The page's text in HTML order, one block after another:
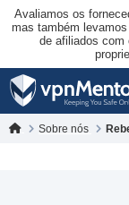
Avaliamos os
mas também
de afiliados com
Sobre nós